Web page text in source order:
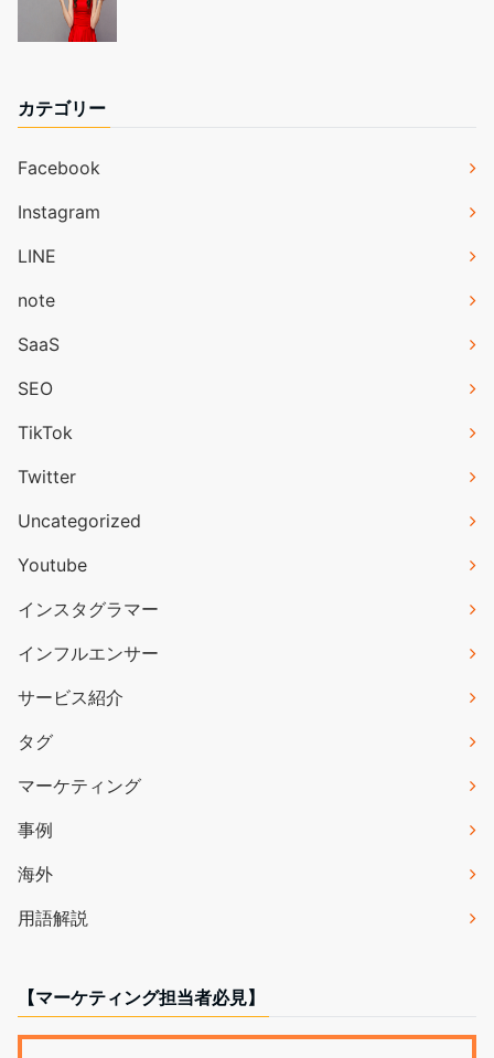
カテゴリー
Facebook
Instagram
LINE
note
SaaS
SEO
TikTok
Twitter
Uncategorized
Youtube
インスタグラマー
インフルエンサー
サービス紹介
タグ
マーケティング
事例
海外
用語解説
【マーケティング担当者必見】